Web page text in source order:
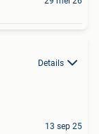
Details
13 sep 25